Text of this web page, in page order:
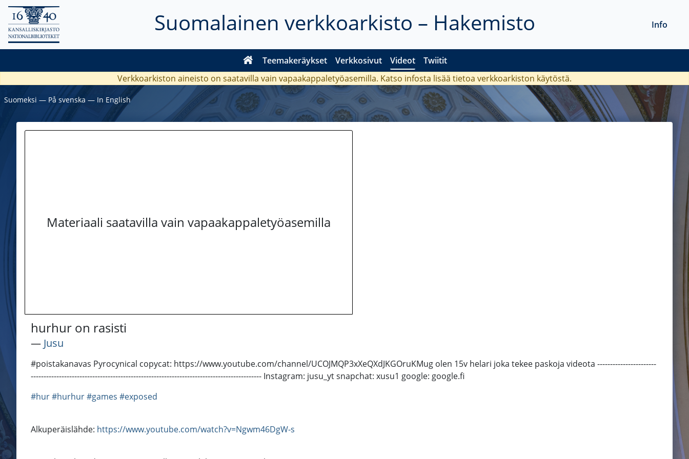
Suomalainen verkkoarkisto – Hakemisto
Teemakeräykset Verkkosivut Videot Twiitit
Info
Verkkoarkiston aineisto on saatavilla vain vapaakappaletyöasemilla. Katso infosta lisää tietoa verkkoarkiston käytöstä.
Suomeksi ― På svenska ― In English
Materiaali saatavilla vain vapaakappaletyöasemilla
hurhur on rasisti
― Jusu
#poistakanavas Pyrocynical copycat: https://www.youtube.com/channel/UCOJMQP3xXeQXdJKGOruKMug olen 15v helari joka tekee paskoja videota -----------------------
------------------------------------------------------------------------------------------ Instagram: jusu_yt snapchat: xusu1 google: google.fi
#hur#hurhur#games #exposed
Alkuperäislähde: https://www.youtube.com/watch?v=Ngwm46DgW-s